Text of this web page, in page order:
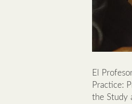
El
Practice:
the Study